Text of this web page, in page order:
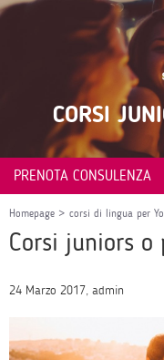
CORSI
PRENOTA CONSULENZA
Homepage > corsi di lingua per
Corsi juniors o
24 Marzo 2017, admin